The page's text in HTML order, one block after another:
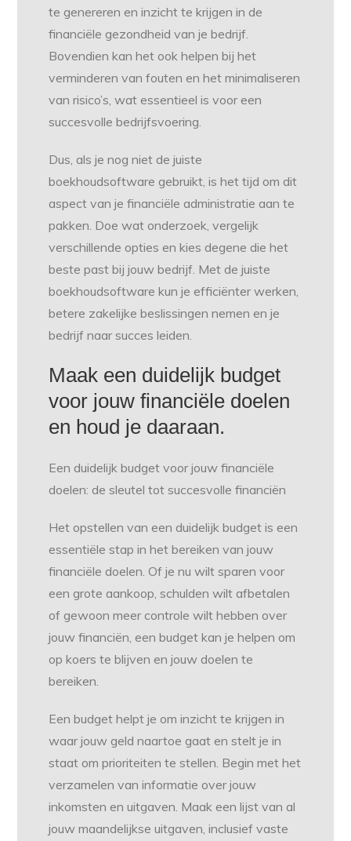
te genereren en inzicht te krijgen in de
financiële gezondheid van je bedrijf.
Bovendien kan het ook helpen bij het
verminderen van fouten en het minimaliseren
van risico’s, wat essentieel is voor een
succesvolle bedrijfsvoering.
Dus, als je nog niet de juiste
boekhoudsoftware gebruikt, is het tijd om dit
aspect van je financiële administratie aan te
pakken. Doe wat onderzoek, vergelijk
verschillende opties en kies degene die het
beste past bij jouw bedrijf. Met de juiste
boekhoudsoftware kun je efficiënter werken,
betere zakelijke beslissingen nemen en je
bedrijf naar succes leiden.
Maak een duidelijk budget
voor jouw financiële doelen
en houd je daaraan.
Een duidelijk budget voor jouw financiële
doelen: de sleutel tot succesvolle financiën
Het opstellen van een duidelijk budget is een
essentiële stap in het bereiken van jouw
financiële doelen. Of je nu wilt sparen voor
een grote aankoop, schulden wilt afbetalen
of gewoon meer controle wilt hebben over
jouw financiën, een budget kan je helpen om
op koers te blijven en jouw doelen te
bereiken.
Een budget helpt je om inzicht te krijgen in
waar jouw geld naartoe gaat en stelt je in
staat om prioriteiten te stellen. Begin met het
verzamelen van informatie over jouw
inkomsten en uitgaven. Maak een lijst van al
jouw maandelijkse uitgaven, inclusief vaste